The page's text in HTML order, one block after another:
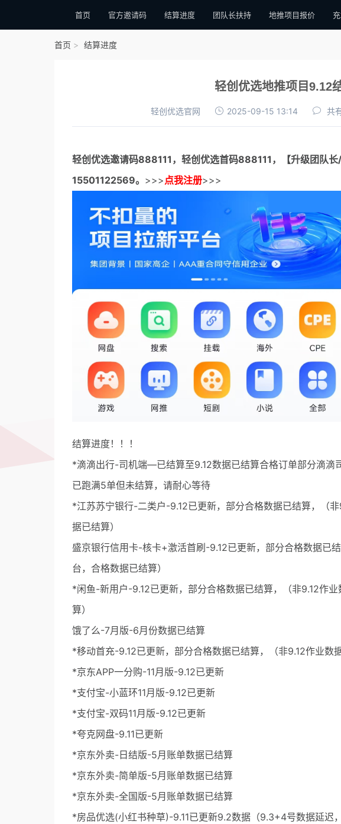
首页 官方邀请码 结算进度 团队长扶持 地推项目报价
首页 结算进度
轻创优选地推项目9.12
轻创优选官网 2025-09-15 13:14 共
轻创优选邀请码888111， 轻创优选首码888111，【升级团队
15501122569。 >>>点我注册>>>
结算进度！！！
*滴滴出行-司机端—已结算至9.12数据已结算合格订单部分滴滴
已跑满5单但未结算，请耐心等待
*江苏苏宁银行-二类户-9.12已更新，部分合格数据已结算，（
据已结算）
盛京银行信用卡-核卡+激活首刷-9.12已更新，部分合格数据已
台，合格数据已结算）
*闲鱼-新用户-9.12已更新，部分合格数据已结算，（非9.12作
算）
饿了么-7月版-6月份数据已结算
*移动首充-9.12已更新，部分合格数据已结算，（非9.12作业数
*京东APP一分购-11月版-9.12已更新
*支付宝-小蓝环11月版-9.12已更新
*支付宝-双码11月版-9.12已更新
*夸克网盘-9.11已更新
*京东外卖-日结版-5月账单数据已结算
*京东外卖-简单版-5月账单数据已结算
*京东外卖-全国版-5月账单数据已结算
*房品优选(小红书种草)-9.11已更新9.2数据（9.3+4号数据延迟